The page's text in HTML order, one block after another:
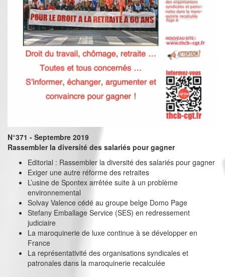
N°371 - Septembre 2019
Rassembler la diversité des salariés pour gagner
Editorial : Rassembler la diversité des salariés pour gagner
Exiger une autre réforme des retraites
L’usine de Spontex arrêtée suite à un problème
environnemental
Solvay Valence cédé au groupe belge Domo Page
Stefany Emballage Service (SES) en redressement
judiciaire
La maroquinerie de luxe continue à se développer en
France
La représentativité des organisations syndicales et
patronales dans la maroquinerie recalculée